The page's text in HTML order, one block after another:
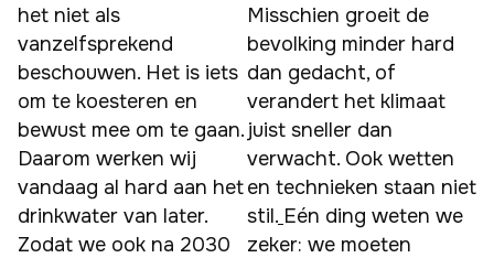
het niet als
vanzelfsprekend
beschouwen. Het is iets
om te koesteren en
bewust mee om te gaan.
Daarom werken wij
vandaag al hard aan het
drinkwater van later.
Zodat we ook na 2030
Misschien groeit de
bevolking minder hard
dan gedacht, of
verandert het klimaat
juist sneller dan
verwacht. Ook wetten
en technieken staan niet
stil. Eén ding weten we
zeker: we moeten